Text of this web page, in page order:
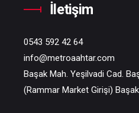
İletişim
0543 592 42 64
info@metroaahtar.com
Başak Mah. Yeşilvadi Cad.
(Rammar Market Girişi)